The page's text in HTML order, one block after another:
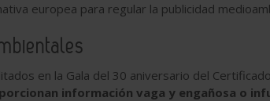
europea para regular la publicidad
en la Gala del 30 aniversario del
información vaga y engañosa o